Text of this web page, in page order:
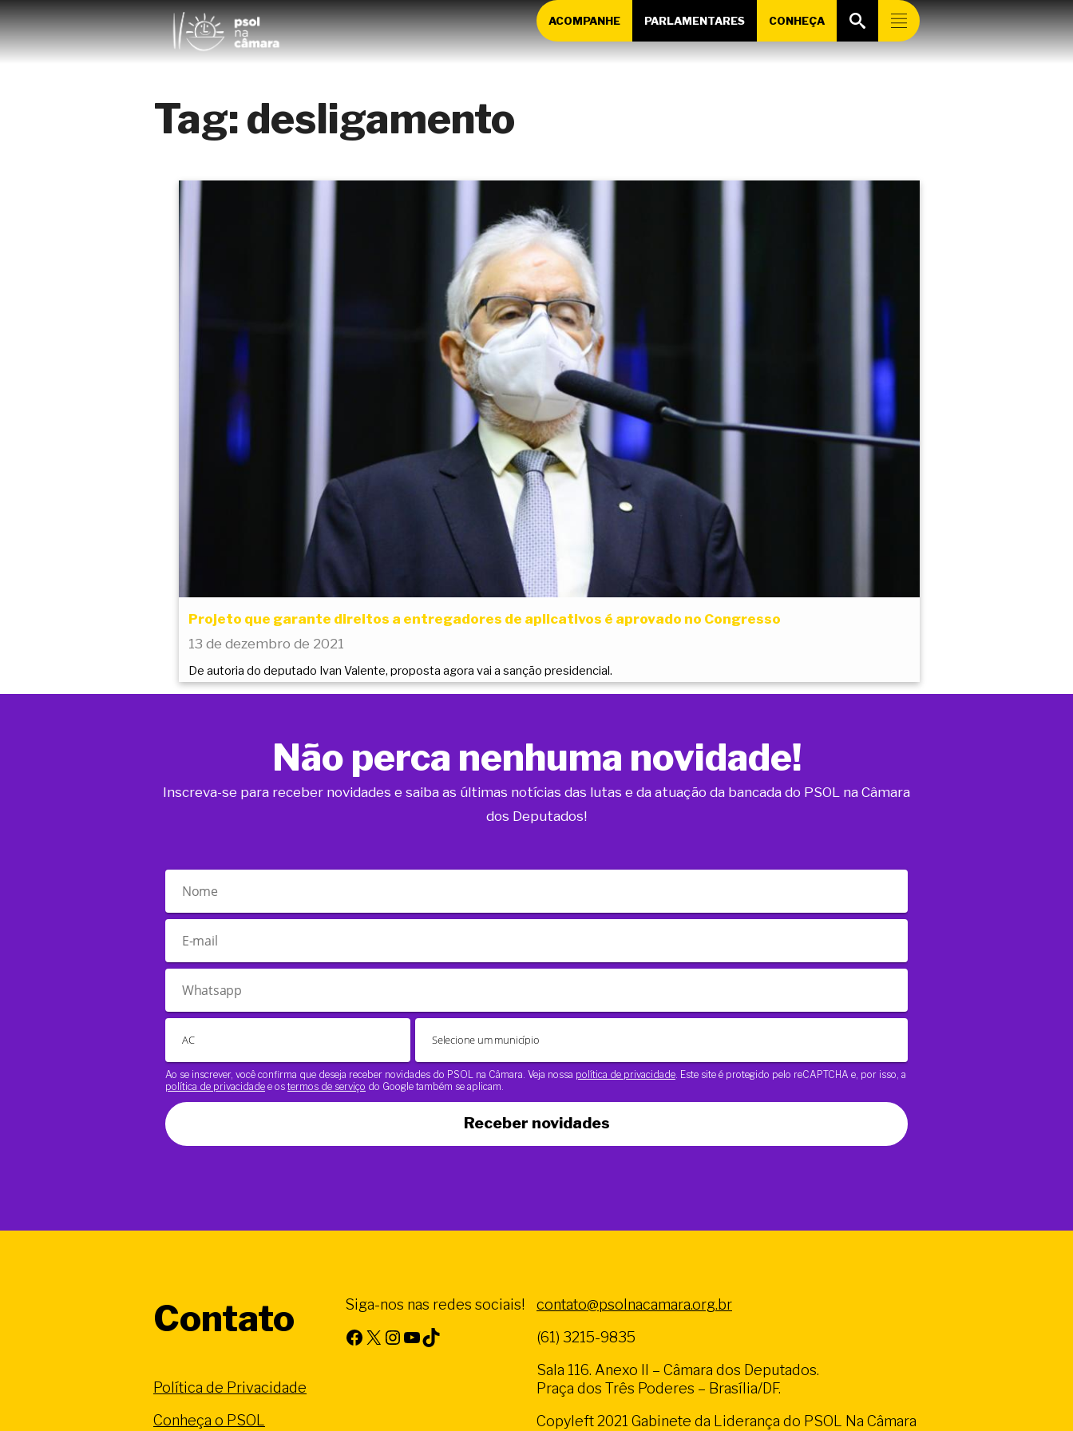
ACOMPANHE PARLAMENTARES CONHEÇA
Tag:desligamento
Projeto que garante direitos a entregadores de aplicativos é aprovado no Congresso
13 de dezembro de 2021
De autoria do deputado Ivan Valente, proposta agora vai a sanção presidencial.
Não perca nenhuma novidade!
Inscreva-se para receber novidades e saiba as últimas notícias das lutas e da atuação da bancada do PSOL na Câmara
dos Deputados!
Ao se inscrever, você confirma que deseja receber novidades do PSOL na Câmara. Veja nossa política de privacidade . Este site é protegido pelo reCAPTCHA e, por isso, a
política de privacidade e os termos de serviço do Google também se aplicam.
Receber novidades
Contato
Política de Privacidade
Conheça o PSOL
Siga-nos nas redes sociais!
Facebook X Instagram Youtube TikTok
contato@psolnacamara.org.br
(61) 3215-9835
Sala 116. Anexo II – Câmara dos Deputados.
Praça dos Três Poderes – Brasília/DF.
Copyleft 2021 Gabinete da Liderança do PSOL Na Câmara